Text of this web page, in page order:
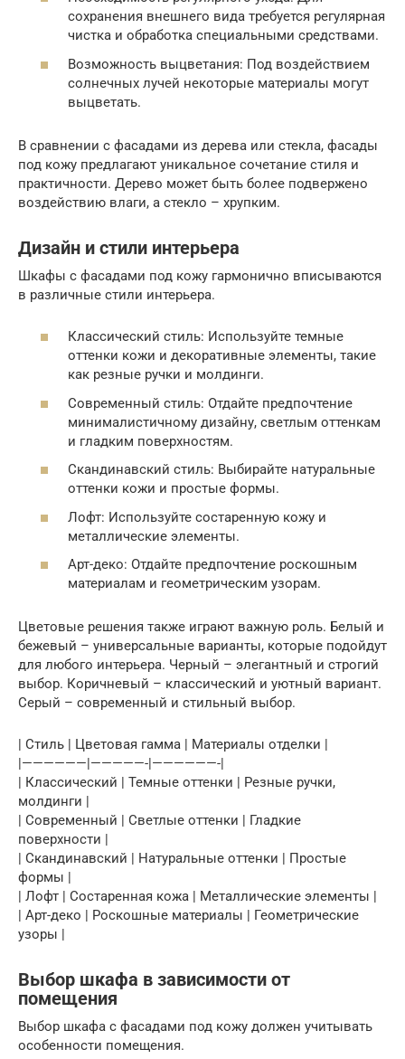
сохранения внешнего вида требуется регулярная
чистка и обработка специальными средствами.
Возможность выцветания: Под воздействием
солнечных лучей некоторые материалы могут
выцветать.
В сравнении с фасадами из дерева или стекла, фасады
под кожу предлагают уникальное сочетание стиля и
практичности. Дерево может быть более подвержено
воздействию влаги, а стекло – хрупким.
Дизайн и стили интерьера
Шкафы с фасадами под кожу гармонично вписываются
в различные стили интерьера.
Классический стиль: Используйте темные
оттенки кожи и декоративные элементы, такие
как резные ручки и молдинги.
Современный стиль: Отдайте предпочтение
минималистичному дизайну, светлым оттенкам
и гладким поверхностям.
Скандинавский стиль: Выбирайте натуральные
оттенки кожи и простые формы.
Лофт: Используйте состаренную кожу и
металлические элементы.
Арт-деко: Отдайте предпочтение роскошным
материалам и геометрическим узорам.
Цветовые решения также играют важную роль. Белый и
бежевый – универсальные варианты, которые подойдут
для любого интерьера. Черный – элегантный и строгий
выбор. Коричневый – классический и уютный вариант.
Серый – современный и стильный выбор.
| Стиль | Цветовая гамма | Материалы отделки |
|——————|—————-|——————-|
| Классический | Темные оттенки | Резные ручки,
молдинги |
| Современный | Светлые оттенки | Гладкие
поверхности |
| Скандинавский | Натуральные оттенки | Простые
формы |
| Лофт | Состаренная кожа | Металлические элементы |
| Арт-деко | Роскошные материалы | Геометрические
узоры |
Выбор шкафа в зависимости от
помещения
Выбор шкафа с фасадами под кожу должен учитывать
особенности помещения.